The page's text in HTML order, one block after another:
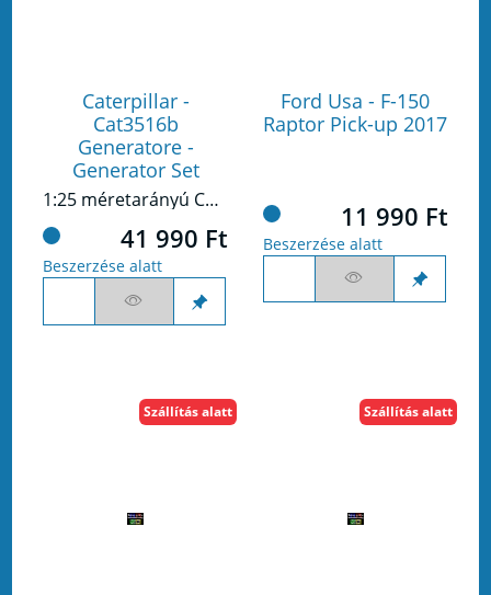
Caterpillar -
Cat3516b
Generatore -
Generator Set
1:25 méretarányú Cat 3516B generátor készlet
41 990 Ft
Beszerzése alatt
Ford Usa - F-150
Raptor Pick-up 2017
11 990 Ft
Beszerzése alatt
Szállítás alatt Szállítás alatt